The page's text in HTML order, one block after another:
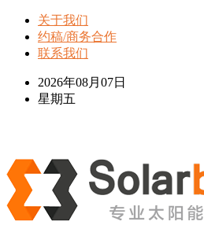
关于我们
约稿/商务合作
联系我们
2026年08月07日
星期五